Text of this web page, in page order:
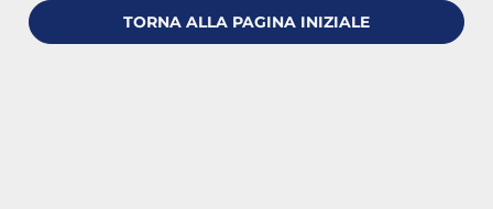
TORNA ALLA PAGINA INIZIALE